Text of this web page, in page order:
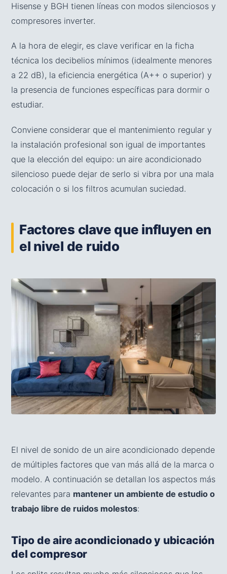
Hisense y BGH tienen líneas con modos silenciosos y
compresores inverter.
A la hora de elegir, es clave verificar en la ficha
técnica los decibelios mínimos (idealmente menores
a 22 dB), la eficiencia energética (A++ o superior) y
la presencia de funciones específicas para dormir o
estudiar.
Conviene considerar que el mantenimiento regular y
la instalación profesional son igual de importantes
que la elección del equipo: un aire acondicionado
silencioso puede dejar de serlo si vibra por una mala
colocación o si los filtros acumulan suciedad.
Factores clave que influyen en
el nivel de ruido
El nivel de sonido de un aire acondicionado depende
de múltiples factores que van más allá de la marca o
modelo. A continuación se detallan los aspectos más
relevantes para mantener un ambiente de estudio o
trabajo libre de ruidos molestos:
Tipo de aire acondicionado y ubicación
del compresor